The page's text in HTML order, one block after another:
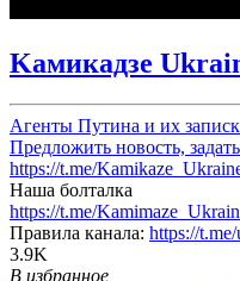
Kaмикадзе
Агенты Путина и их
Предложить новость,
https://t.me/
Наша болталка
https://t.me/
Правила канала: https://
3.9K
В избранное